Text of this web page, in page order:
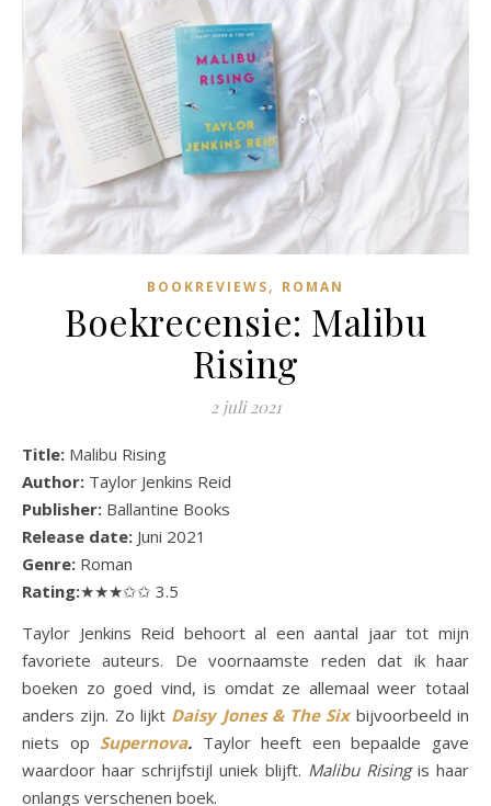
BOOKREVIEWS, ROMAN
Boekrecensie: Malibu
Rising
2 juli 2021
Title: Malibu Rising
Author: Taylor Jenkins Reid
Publisher: Ballantine Books
Release date: Juni 2021
Genre: Roman
Rating:★★★✩✩ 3.5
Taylor Jenkins Reid behoort al een aantal jaar tot mijn
favoriete auteurs. De voornaamste reden dat ik haar
boeken zo goed vind, is omdat ze allemaal weer totaal
anders zijn. Zo lijkt Daisy Jones & The Sixbijvoorbeeld in
niets op Supernova. Taylor heeft een bepaalde gave
waardoor haar schrijfstijl uniek blijft. Malibu Risingis haar
onlangs verschenen boek.